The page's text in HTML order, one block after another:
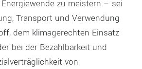
zu meistern – sei
Transport und Verwendung
dem klimagerechten Einsatz
bei der Bezahlbarkeit und
von